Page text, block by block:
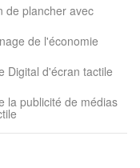
de plancher avec
de l'économie
Digital d'écran tactile
la publicité de médias